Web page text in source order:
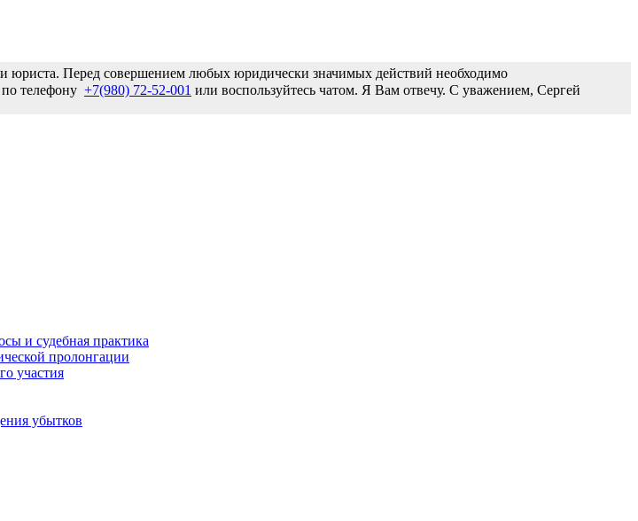
юриста. Перед совершением любых юридически значимых действий необходимо
телефону +7(980) 72-52-001 или воспользуйтесь чатом. Я Вам отвечу. С уважением, Сергей
и судебная практика
пролонгации
участия
убытков